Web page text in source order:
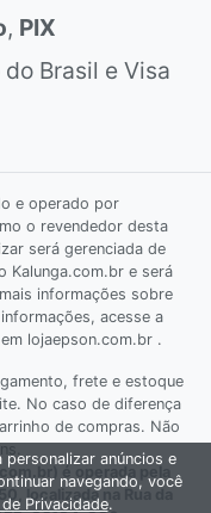
, PIX
Brasil e Visa
e operado por
o revendedor desta
será gerenciada de
Kalunga.com.br e será
informações sobre
acesse a
lojaepson.com.br .
frete e estoque
No caso de diferença
de compras. Não
é operada pela
localizada na Rua da
anúncios e
navegando, você
Privacidade.